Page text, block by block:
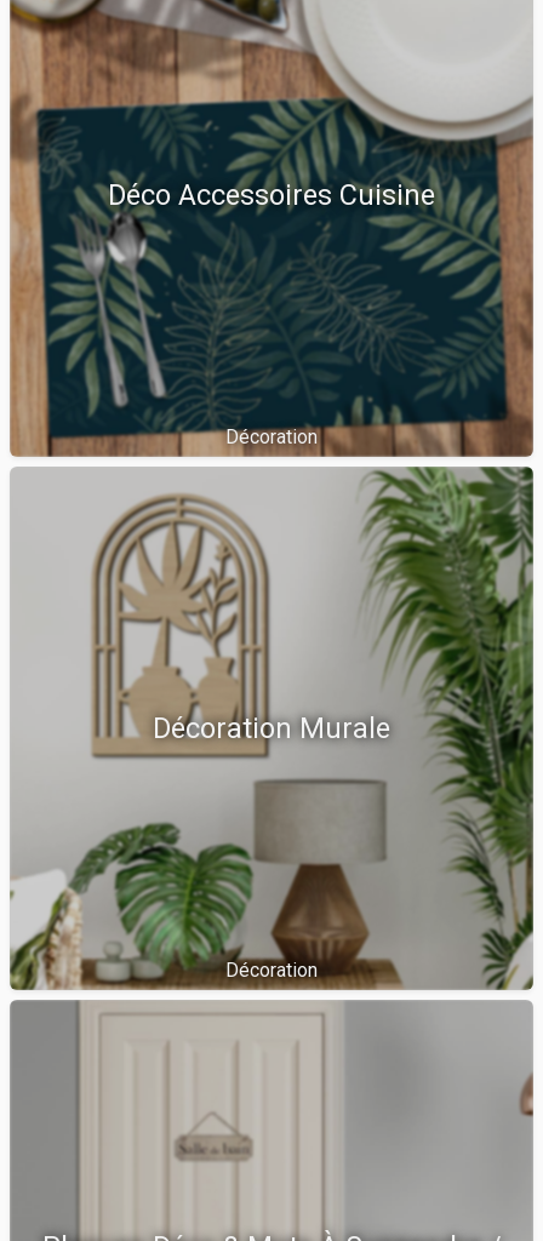
Déco Accessoires Cuisine
Décoration
Décoration Murale
Décoration